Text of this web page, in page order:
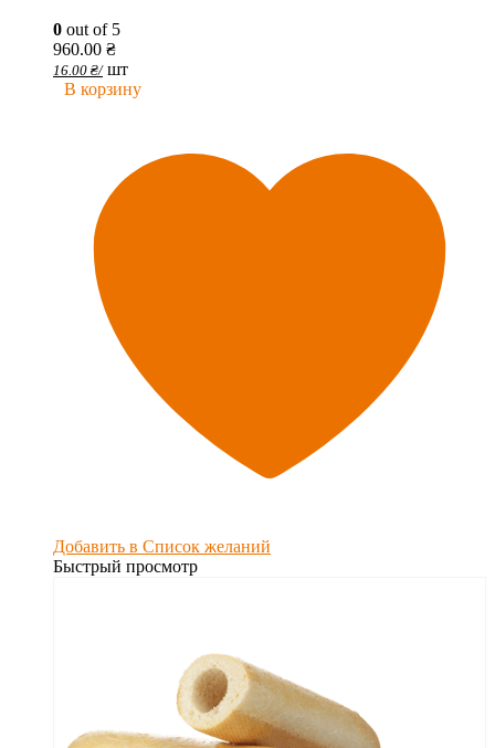
0 out of 5
960.00 ₴
16.00 ₴/ шт
В корзину
Добавить в Список желаний
Быстрый просмотр